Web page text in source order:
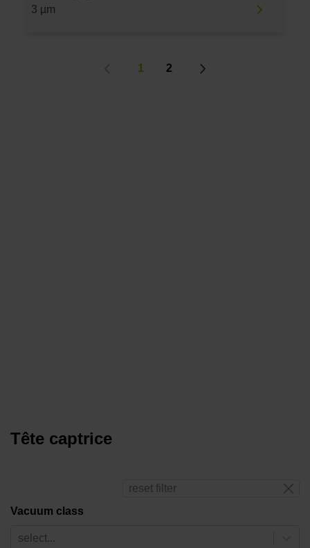
3 µm
1 2
Tête captrice
reset filter
Vacuum class
select...